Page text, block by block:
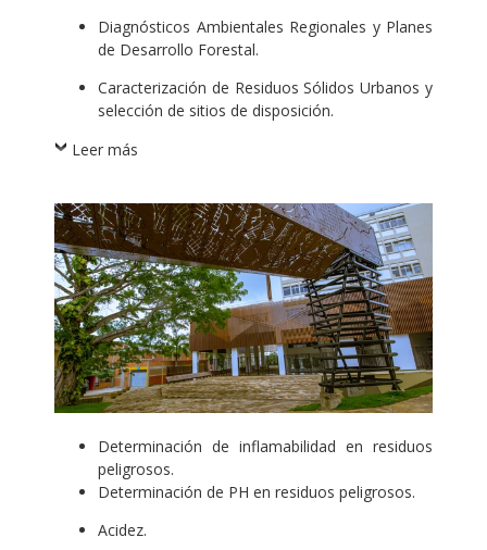
Diagnósticos Ambientales Regionales y Planes
de Desarrollo Forestal.
Caracterización de Residuos Sólidos Urbanos y
selección de sitios de disposición.
Leer más
Determinación de inflamabilidad en residuos
peligrosos.
Determinación de PH en residuos peligrosos.
Acidez.